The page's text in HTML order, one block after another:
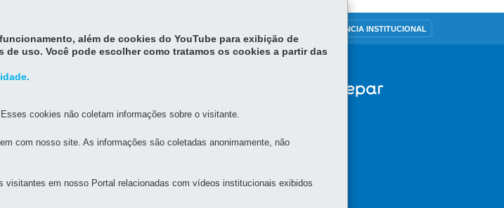
TRANSPARÊNCIA INSTITUCIONAL
Cívico-80530-140-Curitiba-PR MAPA
além de cookies do YouTube para exibição de
uso. Você pode escolher como tratamos os cookies a partir das
cookies não coletam informações sobre o visitante.
com nosso site. As informações são coletadas anonimamente, não
visitantes em nosso Portal relacionadas com vídeos institucionais exibidos